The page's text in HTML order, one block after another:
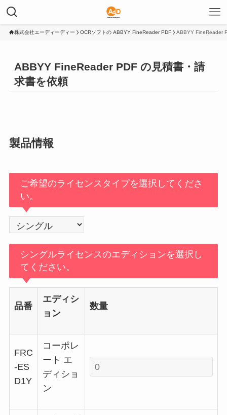
株式会社エーディーディー OCRソフトの ABBYY FineReader PDF ABBYY FineReader
ABBYY FineReader PDF の見積書・請
求書を依頼
製品情報
ご希望のライセンスタイプを選択してくださ
い。
シングルライセンスのエディションを選択し
てください。
品番
エディシ
ョン
数量
FRC
-ES
D1Y
コーポレ
ート エ
ディショ
ン